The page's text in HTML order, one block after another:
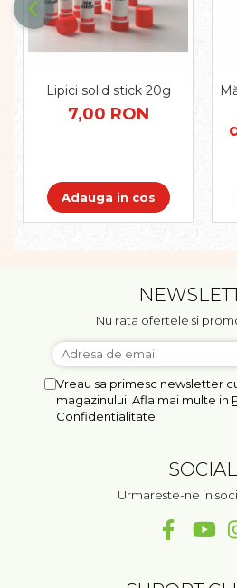
Lipici solid stick 20g
7,00 RON
Adauga in cos
Nu rata ofertele si
Vreau sa primesc newsletter
magazinului. Afla mai multe in
Confidentialitate
SOCIAL
Urmareste-ne in